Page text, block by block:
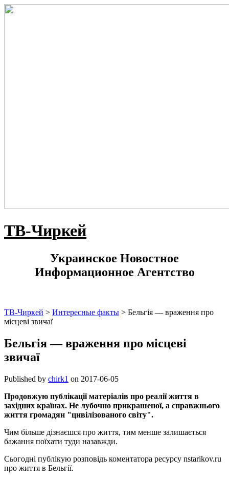
ТВ-Чиркей
Украинское Новостное
Информационное Агентство
ТВ-Чиркей > Интересные факты > Бельгія — враження про
місцеві звичаї
Бельгія — враження про місцеві
звичаї
Published by chirk1 on 2017-06-05
Продовжую публікації матеріалів про реалії життя в
західних країнах. Не лубочно прикрашеної, а справжнього
життя громадян "цивілізованого світу".
Чим більше дізнаєшся про життя, тим менше залишається
бажання поїхати туди назавжди.
Сьогодні публікую розповідь коментатора ресурсу nstarikov.ru
про життя в Бельгії.